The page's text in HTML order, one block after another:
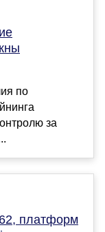
по
за
платформ